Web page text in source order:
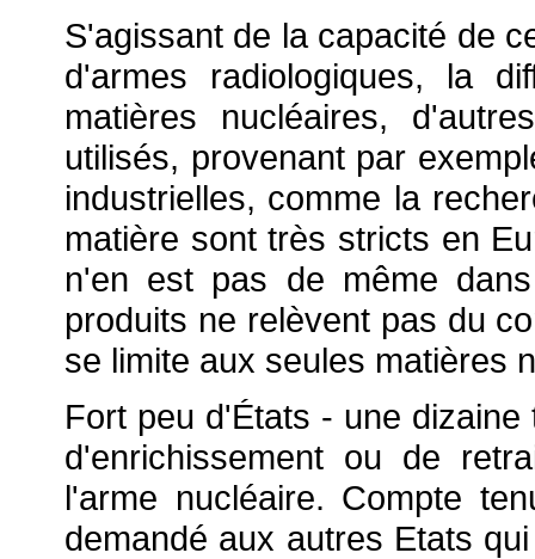
S'agissant de la capacité de
d'armes radiologiques, la
matières nucléaires,
utilisés, provenant par
industrielles, comme la
matière sont très stricts en
n'en est pas de même
produits ne relèvent pas du
se limite aux seules matières
Fort peu d'États - une
d'enrichissement ou de
l'arme nucléaire. Compte
demandé aux autres Etats